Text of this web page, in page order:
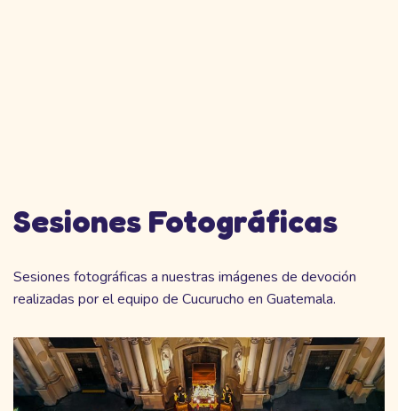
Sesiones Fotográficas
Sesiones fotográficas a nuestras imágenes de devoción
realizadas por el equipo de Cucurucho en Guatemala.